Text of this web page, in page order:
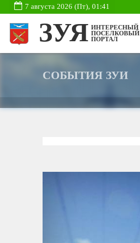
7 августа 2026 (Пт), 01:41
ЗУЯ ИНТЕРЕСНЫЙ
ПОСЕЛКОВЫЙ
ПОРТАЛ
СОБЫТИЯ ЗУИ